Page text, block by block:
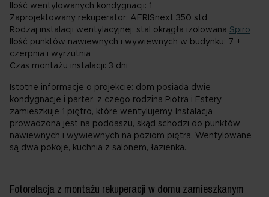
Ilość wentylowanych kondygnacji: 1
Zaprojektowany rekuperator: AERISnext 350 std
Rodzaj instalacji wentylacyjnej: stal okrągła izolowana Spiro
Ilość punktów nawiewnych i wywiewnych w budynku: 7 +
czerpnia i wyrzutnia
Czas montażu instalacji: 3 dni
Istotne informacje o projekcie: dom posiada dwie
kondygnacje i parter, z czego rodzina Piotra i Estery
zamieszkuje 1 piętro, które wentylujemy. Instalacja
prowadzona jest na poddaszu, skąd schodzi do punktów
nawiewnych i wywiewnych na poziom piętra. Wentylowane
są dwa pokoje, kuchnia z salonem, łazienka.
Fotorelacja z montażu rekuperacji w domu zamieszkanym